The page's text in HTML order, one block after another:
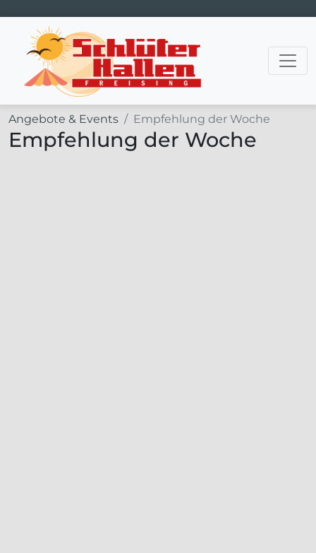
Hauptnavigation
Angebote & Events Empfehlung der Woche
Empfehlung der Woche